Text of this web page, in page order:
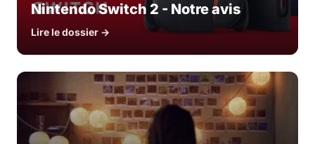
Nintendo Switch 2 - Notre avis
Lire le dossier →